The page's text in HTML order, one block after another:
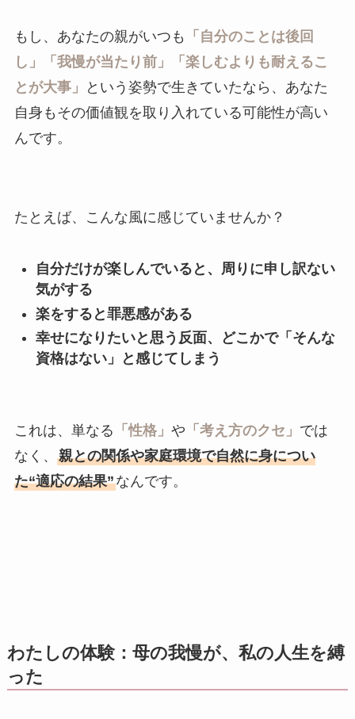
もし、あなたの親がいつも
「自分のことは後回
し」「我慢が当たり前」「楽しむよりも耐えるこ
とが大事」
という姿勢で生きていたなら、あなた
自身もその価値観を取り入れている可能性が高い
んです。
たとえば、こんな風に感じていませんか？
自分だけが楽しんでいると、周りに申し訳ない
気がする
楽をすると罪悪感がある
幸せになりたいと思う反面、どこかで「そんな
資格はない」と感じてしまう
これは、単なる 「性格」 や 「考え方のクセ」 では
なく、 親との関係や家庭環境で自然に身につい
た“適応の結果”なんです。
わたしの体験：母の我慢が、私の人生を縛
った